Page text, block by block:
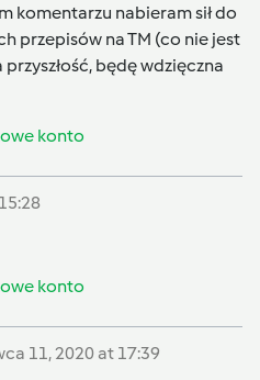
komentarzu nabieram sił do
przepisów na TM (co nie jest
będę wdzięczna
konto
konto
11, 2020 at 17:39